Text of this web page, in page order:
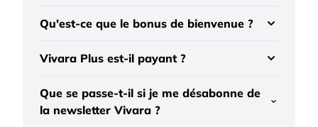
Qu'est-ce que le bonus de bienvenue ?
Vivara Plus est-il payant ?
Que se passe-t-il si je me désabonne de
la newsletter Vivara ?